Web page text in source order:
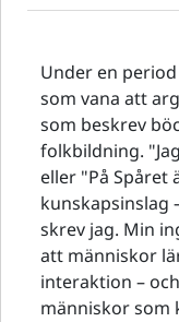
Under en
som vana att
som beskrev
folkbildning.
eller "På
kunskapsinslag
skrev jag. Min
att människor
interaktion –
människor som